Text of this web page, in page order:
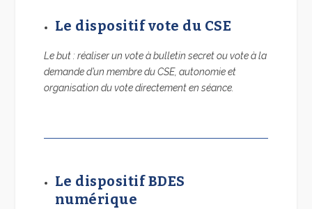
Le dispositif vote du CSE
Le but : réaliser un vote à bulletin secret ou vote à la
demande d’un membre du CSE, autonomie et
organisation du vote directement en séance.
Le dispositif BDES
numérique